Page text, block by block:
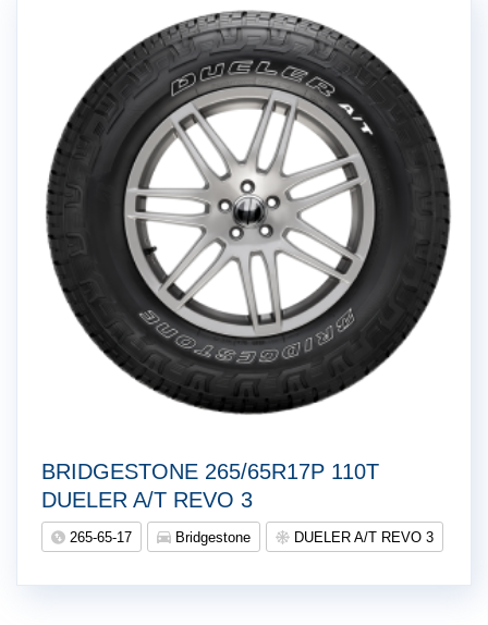
BRIDGESTONE 265/65R17P 110T
DUELER A/T REVO 3
265-65-17 Bridgestone DUELER A/T REVO 3